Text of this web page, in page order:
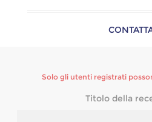
Solo gli utenti registrati
Titolo della